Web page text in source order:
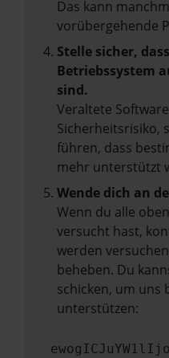
Das kann
vorübergehende
Stelle sicher,
Betriebssystem
sind.
Veraltete
Sicherheitsrisiko,
führen, dass
mehr unterstützt
Wende dich an
Wenn du alle
versucht hast,
werden
beheben. Du
schicken, um uns
unterstützen: